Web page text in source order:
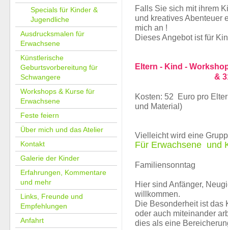
Specials für Kinder &
Jugendliche
Ausdrucksmalen für
Erwachsene
Künstlerische
Geburtsvorbereitung für
Schwangere
Workshops & Kurse für
Erwachsene
Feste feiern
Über mich und das Atelier
Kontakt
Galerie der Kinder
Erfahrungen, Kommentare
und mehr
Links, Freunde und
Empfehlungen
Anfahrt
Falls Sie sich mit ihrem
und kreatives Abenteuer
mich an !
Dieses Angebot ist für
Eltern - Kind -
&
Kosten: 52 Euro pro
und Material)
Vielleicht wird eine
Für Erwachsene und
Familiensonntag
Hier sind Anfänger,
willkommen.
Die Besonderheit ist das
oder auch miteinander
dies als eine